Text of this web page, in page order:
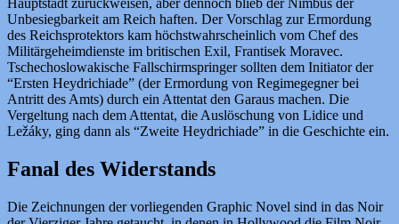
Hauptstadt zurückweisen, aber dennoch blieb der Nimbus der
Unbesiegbarkeit am Reich haften. Der Vorschlag zur Ermordung
des Reichsprotektors kam höchstwahrscheinlich vom Chef des
Militärgeheimdienste im britischen Exil, Frantisek Moravec.
Tschechoslowakische Fallschirmspringer sollten dem Initiator der
“Ersten Heydrichiade” (der Ermordung von Regimegegner bei
Antritt des Amts) durch ein Attentat den Garaus machen. Die
Vergeltung nach dem Attentat, die Auslöschung von Lidice und
Ležáky, ging dann als “Zweite Heydrichiade” in die Geschichte ein.
Fanal des Widerstands
Die Zeichnungen der vorliegenden Graphic Novel sind in das Noir